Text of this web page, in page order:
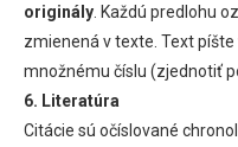
originály . Každú predlohu
zmienená v texte. Text
množnému číslu (zjednotiť
6. Literatúra
Citácie sú očíslované